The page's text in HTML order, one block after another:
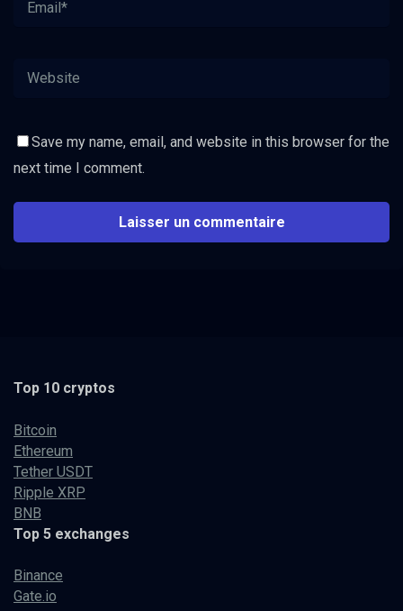
Save my name, email, and website in this browser for the
next time I comment.
Top 10 cryptos
Bitcoin
Ethereum
Tether USDT
Ripple XRP
BNB
Top 5 exchanges
Binance
Gate.io